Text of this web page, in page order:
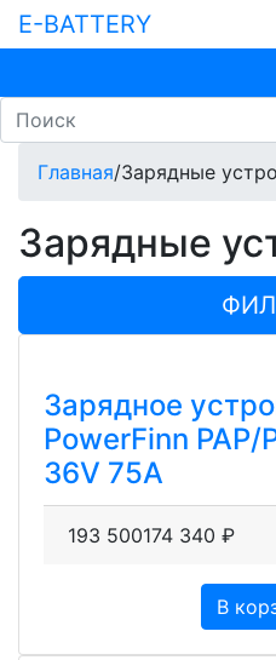
E-BATTERY
Главная/Зарядные
Зарядные
Зарядное
PowerFinn PAP/
36V 75A
193 500174 340 ₽
В